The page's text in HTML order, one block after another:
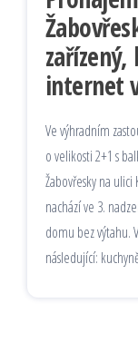
internet
Ve výhradním
o velikosti 2+1 s
Žabovřesky na
nachází ve 3.
domu bez výtahu.
následující: